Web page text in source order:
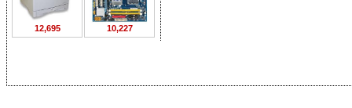
12,695 10,227